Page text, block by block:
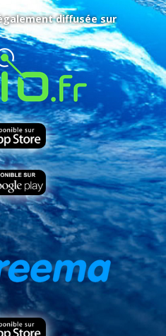
diffusée sur